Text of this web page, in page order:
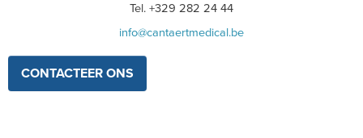
Tel. +329 282 24 44
info@cantaertmedical.be
CONTACTEER ONS